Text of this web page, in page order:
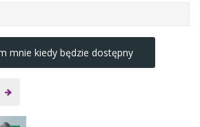
mnie kiedy będzie dostępny